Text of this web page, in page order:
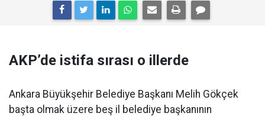
AKP’de istifa sırası o illerde
Ankara Büyükşehir Belediye Başkanı Melih Gökçek
başta olmak üzere beş il belediye başkanının